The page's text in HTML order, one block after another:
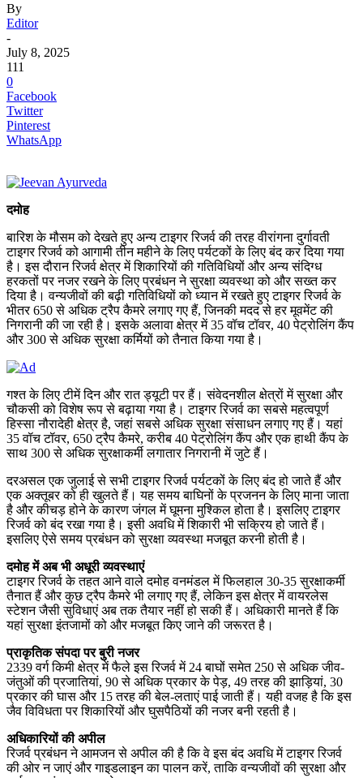
By
Editor
-
July 8, 2025
111
0
Facebook
Twitter
Pinterest
WhatsApp
दमोह
बारिश के मौसम को देखते हुए अन्य टाइगर रिजर्व की तरह वीरांगना दुर्गावती
टाइगर रिजर्व को आगामी तीन महीने के लिए पर्यटकों के लिए बंद कर दिया गया
है। इस दौरान रिजर्व क्षेत्र में शिकारियों की गतिविधियों और अन्य संदिग्ध
हरकतों पर नजर रखने के लिए प्रबंधन ने सुरक्षा व्यवस्था को और सख्त कर
दिया है। वन्यजीवों की बढ़ी गतिविधियों को ध्यान में रखते हुए टाइगर रिजर्व के
भीतर 650 से अधिक ट्रैप कैमरे लगाए गए हैं, जिनकी मदद से हर मूवमेंट की
निगरानी की जा रही है। इसके अलावा क्षेत्र में 35 वॉच टॉवर, 40 पेट्रोलिंग कैंप
और 300 से अधिक सुरक्षा कर्मियों को तैनात किया गया है।
गश्त के लिए टीमें दिन और रात ड्यूटी पर हैं। संवेदनशील क्षेत्रों में सुरक्षा और
चौकसी को विशेष रूप से बढ़ाया गया है। टाइगर रिजर्व का सबसे महत्वपूर्ण
हिस्सा नौरादेही क्षेत्र है, जहां सबसे अधिक सुरक्षा संसाधन लगाए गए हैं। यहां
35 वॉच टॉवर, 650 ट्रैप कैमरे, करीब 40 पेट्रोलिंग कैंप और एक हाथी कैंप के
साथ 300 से अधिक सुरक्षाकर्मी लगातार निगरानी में जुटे हैं।
दरअसल एक जुलाई से सभी टाइगर रिजर्व पर्यटकों के लिए बंद हो जाते हैं और
एक अक्तूबर को ही खुलते हैं। यह समय बाघिनों के प्रजनन के लिए माना जाता
है और कीचड़ होने के कारण जंगल में घूमना मुश्किल होता है। इसलिए टाइगर
रिजर्व को बंद रखा गया है। इसी अवधि में शिकारी भी सक्रिय हो जाते हैं।
इसलिए ऐसे समय प्रबंधन को सुरक्षा व्यवस्था मजबूत करनी होती है।
दमोह में अब भी अधूरी व्यवस्थाएं
टाइगर रिजर्व के तहत आने वाले दमोह वनमंडल में फिलहाल 30-35 सुरक्षाकर्मी
तैनात हैं और कुछ ट्रैप कैमरे भी लगाए गए हैं, लेकिन इस क्षेत्र में वायरलेस
स्टेशन जैसी सुविधाएं अब तक तैयार नहीं हो सकी हैं। अधिकारी मानते हैं कि
यहां सुरक्षा इंतजामों को और मजबूत किए जाने की जरूरत है।
प्राकृतिक संपदा पर बुरी नजर
2339 वर्ग किमी क्षेत्र में फैले इस रिजर्व में 24 बाघों समेत 250 से अधिक जीव-
जंतुओं की प्रजातियां, 90 से अधिक प्रकार के पेड़, 49 तरह की झाड़ियां, 30
प्रकार की घास और 15 तरह की बेल-लताएं पाई जाती हैं। यही वजह है कि इस
जैव विविधता पर शिकारियों और घुसपैठियों की नजर बनी रहती है।
अधिकारियों की अपील
रिजर्व प्रबंधन ने आमजन से अपील की है कि वे इस बंद अवधि में टाइगर रिजर्व
की ओर न जाएं और गाइडलाइन का पालन करें, ताकि वन्यजीवों की सुरक्षा और